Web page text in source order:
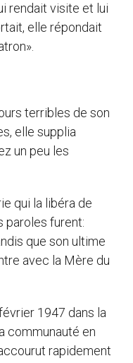
rendait visite et lui
elle répondait
terribles de son
elle supplia
un peu les
qui la libéra de
paroles furent:
que son ultime
avec la Mère du
1947 dans la
communauté en
rapidement